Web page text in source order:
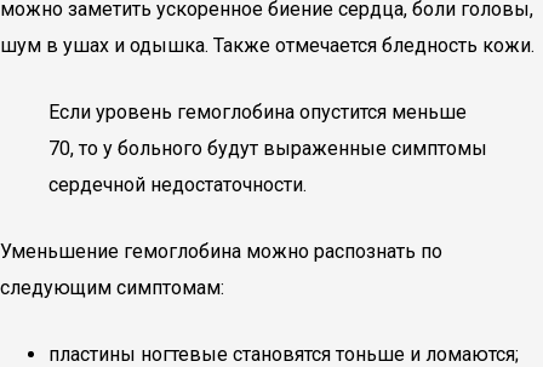
можно заметить ускоренное биение сердца, боли головы,
шум в ушах и одышка. Также отмечается бледность кожи.
Если уровень гемоглобина опустится меньше
70, то у больного будут выраженные симптомы
сердечной недостаточности.
Уменьшение гемоглобина можно распознать по
следующим симптомам:
пластины ногтевые становятся тоньше и ломаются;